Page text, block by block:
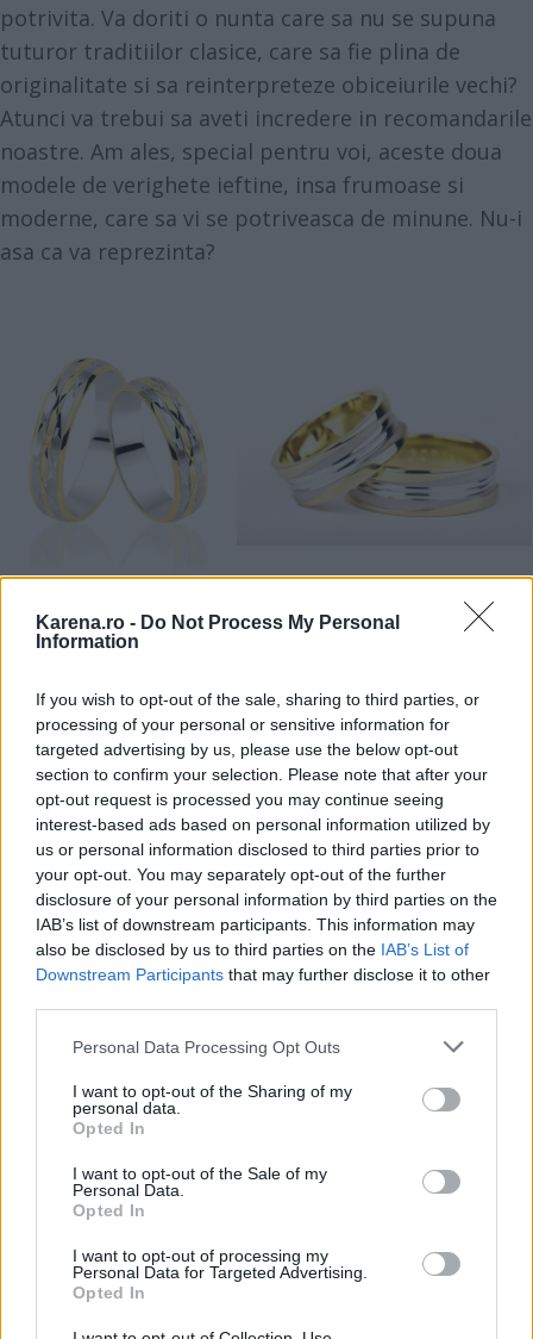
Karena.ro - Do Not Process My Personal
Information
If you wish to opt-out of the sale, sharing to third parties, or
processing of your personal or sensitive information for
targeted advertising by us, please use the below opt-out
section to confirm your selection. Please note that after your
opt-out request is processed you may continue seeing
interest-based ads based on personal information utilized by
us or personal information disclosed to third parties prior to
your opt-out. You may separately opt-out of the further
disclosure of your personal information by third parties on the
IAB’s list of downstream participants. This information may
also be disclosed by us to third parties on the IAB’s List of
Downstream Participants that may further disclose it to other
Please note that this website/app uses one or more Google
not limited to your visit or usage behaviour. You may click to
grant or deny consent to Google and its third-party tags to
use your data for below specified purposes in below Google
consent section.
Personal Data Processing Opt Outs
I want to opt-out of the Sharing of my
personal data.
Opted In
I want to opt-out of the Sale of my
Personal Data.
Opted In
I want to opt-out of processing my
Personal Data for Targeted Advertising.
Opted In
potrivita. Va doriti o nunta care sa nu se supuna
tuturor traditiilor clasice, care sa fie plina de
originalitate si sa reinterpreteze obiceiurile vechi?
Atunci va trebui sa aveti incredere in recomandarile
noastre. Am ales, special pentru voi, aceste doua
modele de verighete ieftine, insa frumoase si
moderne, care sa vi se potriveasca de minune. Nu-i
asa ca va reprezinta?
pret 1300 lei
pret 1815 lei
Verighete ieftine cu design elegant, din aur alb
Daca sunteti un cuplu pe care il reprezinta
eleganta, atunci cu siguranta toate alegerile pe
care le veti face pentru nunta vor fi exact la fel.
Despre frumusetea si eleganta aurului alb, nici nu
mai are rost sa discutam, asa ca propunem direct
doua modele de verighete ieftine si elegante,
fabricate din acest material pretios, care va vor
reprezenta in totalitate. Chiar daca vi se pare ca
aurul alb este un material scump, va dam aceste
exemple de modele de verighete ieftine, cu preturi
sub 2000 de lei, care sa va faca sa va razganditi. Nu-
i asa ca sunt minunate?
Vezi și
Lucruri mici pe care le poti face ca sa